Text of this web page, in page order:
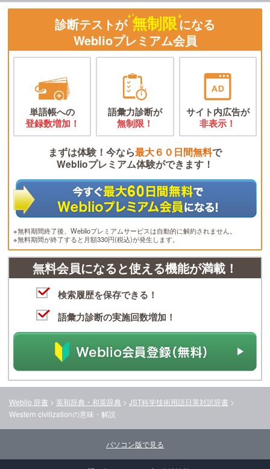
診断テストが 無制限になる
Weblioプレミアム会員
単語帳への
登録数増加！
語彙力診断が
無制限！
サイト内広告が
非表示！
まずは体験！今なら最大６０日間無料で
Weblioプレミアム体験ができます！
※無料期間終了後、Weblioプレミアムサービスは自動的に解約されません。
※無料期間が終了すると月額330円(税込)が発生します。
無料会員になると使える機能が満載！
検索履歴を保存できる！
語彙力診断の実施回数増加！
Weblio 辞書 > 英和辞典・和英辞典 > JST科学技術用語日英対訳辞書 >
Western civilizationの意味・解説
パソコン版で見る